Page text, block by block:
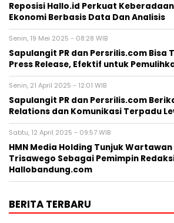
Reposisi Hallo.id Perkuat
Ekonomi Berbasis Data Dan Analisis
Senin, 19 Mei 2025 - 08:28 WIB
Sapulangit PR dan Persrilis.com Bisa
Press Release, Efektif untuk
Senin, 21 April 2025 - 12:01 WIB
Sapulangit PR dan Persrilis.com
Relations dan Komunikasi Terpadu
Sabtu, 12 April 2025 - 09:57 WIB
HMN Media Holding Tunjuk
Trisawego Sebagai Pemimpin
Hallobandung.com
BERITA TERBARU